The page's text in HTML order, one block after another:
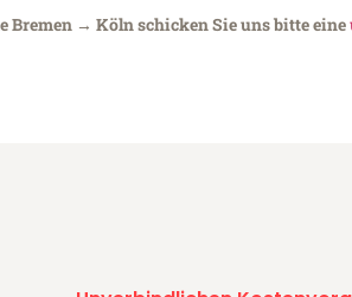
Bremen → Köln schicken Sie uns bitte eine